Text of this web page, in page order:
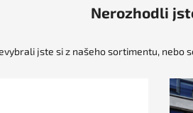
Nerozhodli
jste si z našeho sortimentu, nebo